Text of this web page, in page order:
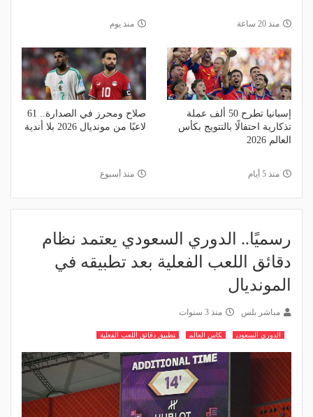
منذ 20 ساعة منذ يوم
إسبانيا تطرح 50 ألف عملة
تذكارية احتفالًا بالتتويج بكأس
العالم 2026
منذ 5 أيام
صلاح ومحرز في الصدارة.. 61
لاعبًا من مونديال 2026 بلا أندية
منذ أسبوع
رسميًا.. الدوري السعودي يعتمد نظام
دقائق اللعب الفعلية بعد تطبيقه في
المونديال
مباشر بلس منذ 3 سنوات
الدوري السعودي كاس العالم تطبيق دقائق اللعب الفعلية